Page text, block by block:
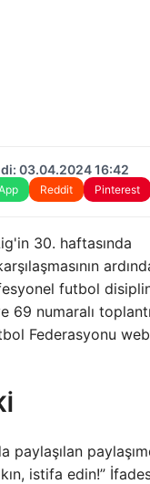
03.04.2024 16:42
Reddit Pinterest
30. haftasında
futbol
numaralı
Federasyonu web
paylaşılan
istifa edin!”